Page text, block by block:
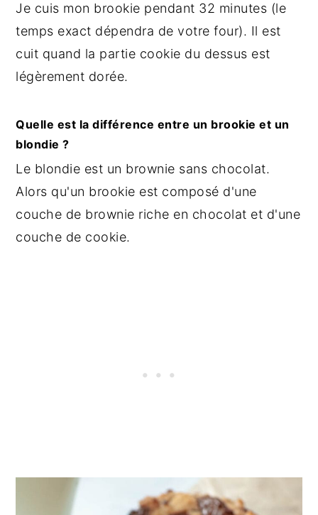
Je cuis mon brookie pendant 32 minutes (le
temps exact dépendra de votre four). Il est
cuit quand la partie cookie du dessus est
légèrement dorée.
Quelle est la différence entre un brookie et un
blondie ?
Le blondie est un brownie sans chocolat.
Alors qu'un brookie est composé d'une
couche de brownie riche en chocolat et d'une
couche de cookie.